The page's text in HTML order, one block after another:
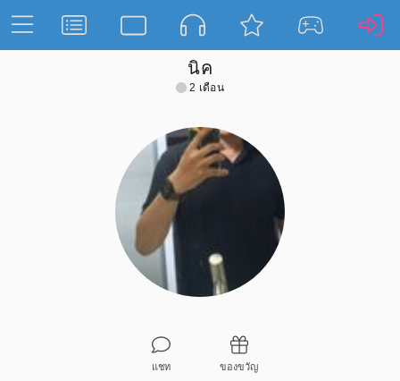
นิค
2 เดือน
แชท ของขวัญ